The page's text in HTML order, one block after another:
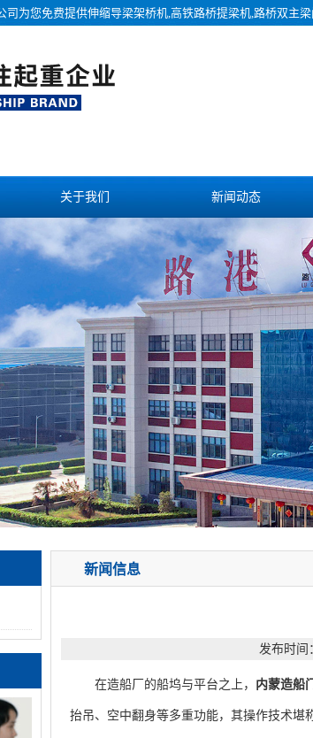
司为您免费提供伸缩导梁架桥机,高铁路桥提梁机,路桥双主
关于我们 新闻动态
新闻信息
发布时间
在造船厂的船坞与平台之上， 内蒙造船
抬吊、空中翻身等多重功能，其操作技术堪